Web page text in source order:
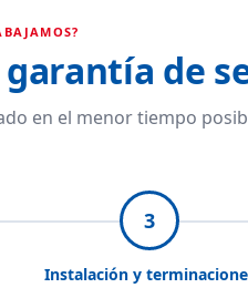
de
en el menor tiempo
3
Instalación y